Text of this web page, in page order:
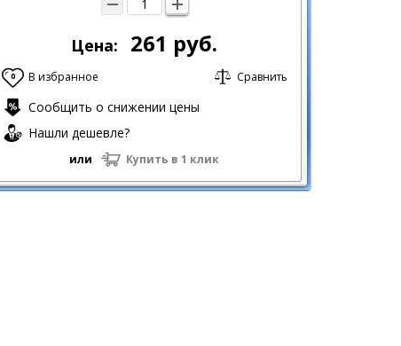
Цена: 261 руб.
0 В избранное Сравнить
Сообщить о снижении цены
Нашли дешевле?
или Купить в 1 клик